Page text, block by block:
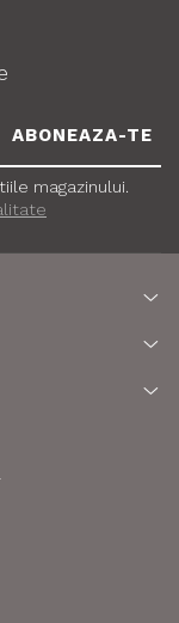
magazinului.